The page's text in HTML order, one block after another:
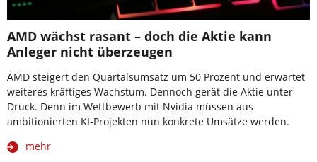
AMD wächst rasant – doch die Aktie kann
Anleger nicht überzeugen
AMD steigert den Quartalsumsatz um 50 Prozent und erwartet
weiteres kräftiges Wachstum. Dennoch gerät die Aktie unter
Druck. Denn im Wettbewerb mit Nvidia müssen aus
ambitionierten KI-Projekten nun konkrete Umsätze werden.
mehr